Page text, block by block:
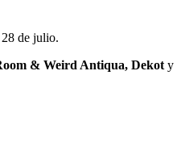
de julio.
& Weird Antiqua, Dekot y